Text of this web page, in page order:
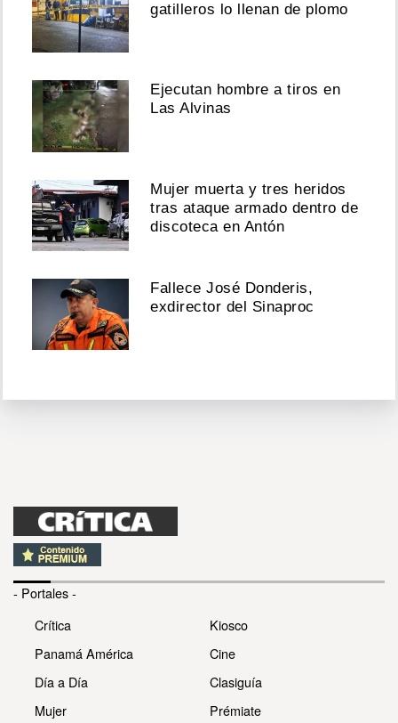
gatilleros lo llenan de plomo
Ejecutan hombre a tiros en
Las Alvinas
Mujer muerta y tres heridos
tras ataque armado dentro de
discoteca en Antón
Fallece José Donderis,
exdirector del Sinaproc
- Portales -
Crítica
Panamá América
Día a Día
Mujer
Kiosco
Cine
Clasiguía
Prémiate